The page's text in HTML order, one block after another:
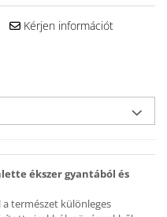
Kérjen információt
ékszer gyantából és
a természet különleges